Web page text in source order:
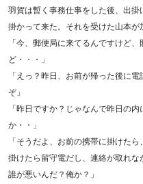
羽賀は暫く事務仕事をした後、出
掛かって来た。それを受けた山本が
「今、郵便局に来てるんですけど
ど・・・」
「えっ？昨日、お前が帰った後に
ぞ」
「昨日ですか？じゃなんで昨日の
か・・」
「そうだよ、お前の携帯に掛けた
掛けたら留守電だし、連絡が取れな
誰が悪いんだ？俺か？」